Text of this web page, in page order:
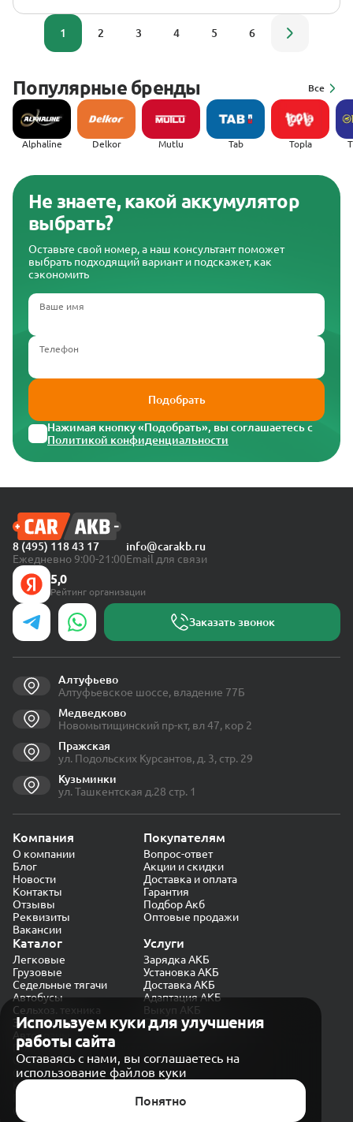
1 2 3 4 5 6
Популярные бренды Все
Alphaline Delkor Mutlu Tab Topla
Не знаете, какой аккумулятор
выбрать?
Оставьте свой номер, а наш консультант поможет
выбрать подходящий вариант и подскажет, как
сэкономить
Ваше имя
Телефон
Подобрать
Нажимая кнопку «Подобрать», вы соглашаетесь с
Политикой конфиденциальности
Используем куки для улучшения
работы сайта
Оставаясь с нами, вы соглашаетесь на
использование файлов куки
Понятно
8 (495) 118 43 17
Ежедневно 9:00-21:00
info@carakb.ru
Email для связи
5,0
Рейтинг организации
Заказать звонок
Алтуфьево
Алтуфьевское шоссе, владение 77Б
Медведково
Новомытищинский пр-кт, вл 47, кор 2
Пражская
ул. Подольских Курсантов, д. 3, стр. 29
Кузьминки
ул. Ташкентская д.28 стр. 1
Компания
О компании
Блог
Новости
Контакты
Отзывы
Реквизиты
Вакансии
Покупателям
Вопрос-ответ
Акции и скидки
Доставка и оплата
Гарантия
Подбор Акб
Оптовые продажи
Каталог
Легковые
Грузовые
Седельные тягачи
Автобусы
Сельхоз. техника
Экскаваторы
Автокраны
Услуги
Зарядка АКБ
Установка АКБ
Доставка АКБ
Адаптация АКБ
Выкуп АКБ
Проверка генератора
Политика конфиденциальности
Обработка персональных данных
Согласие на обработку в «Яндекс.Метрика»
Карта сайта
© CARAKB 2026. Все права защищены